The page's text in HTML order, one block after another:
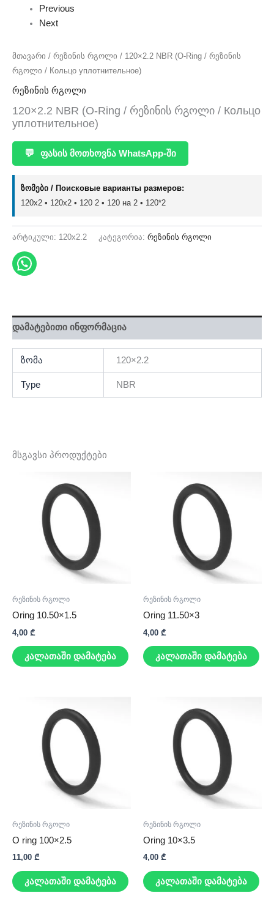
Previous
Next
მთავარი / რეზინის რგოლი / 120×2.2 NBR (O-Ring / რეზინის
რგოლი / Кольцо уплотнительное)
რეზინის რგოლი
120×2.2 NBR (O-Ring / რეზინის რგოლი / Кольцо
уплотнительное)
💬 ფასის მოთხოვნა WhatsApp-ში
ზომები / Поисковые варианты размеров:
120x2 • 120х2 • 120 2 • 120 на 2 • 120*2
არტიკული: 120x2.2 კატეგორია: რეზინის რგოლი
დამატებითი ინფორმაცია
ზომა 120×2.2
Type NBR
მსგავსი პროდუქტები
რეზინის რგოლი
Oring 10.50×1.5
4,00 ₾
კალათაში დამატება
რეზინის რგოლი
Oring 11.50×3
4,00 ₾
კალათაში დამატება
რეზინის რგოლი
O ring 100×2.5
11,00 ₾
კალათაში დამატება
რეზინის რგოლი
Oring 10×3.5
4,00 ₾
კალათაში დამატება